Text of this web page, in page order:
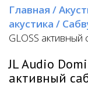
Главная /
акустика /
GLOSS активный
JL Audio
активный